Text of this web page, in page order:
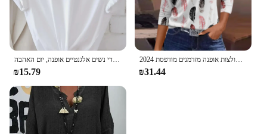
חולצת טריקו חולצת טריקו, חולצת טריקו שרוול קצר מזדמנים לקיץ, בגדי נשים אלגנטיים אופנה, יום האהבה
₪15.79
2024 נשים בקיץ חולצות אופנה מזדמנים מודפסת harajuku העליון T TS harajuku מעלי שרוול 3/4 פסים
₪31.44